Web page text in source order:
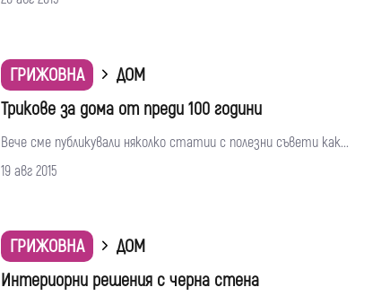
ГРИЖОВНА
ДОМ
Трикове за дома от преди 100 години
Вече сме публикували няколко статии с полезни съвети как...
19 авг 2015
ГРИЖОВНА
ДОМ
Интериорни решения с черна стена